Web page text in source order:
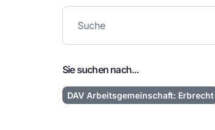
Sie suchen nach...
DAV Arbeitsgemeinschaft: Erbrecht